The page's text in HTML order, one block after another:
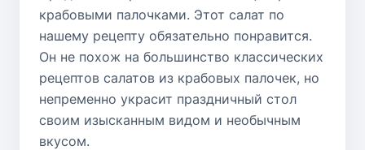
крабовыми палочками. Этот салат по
нашему рецепту обязательно понравится.
Он не похож на большинство классических
рецептов салатов из крабовых палочек, но
непременно украсит праздничный стол
своим изысканным видом и необычным
вкусом.